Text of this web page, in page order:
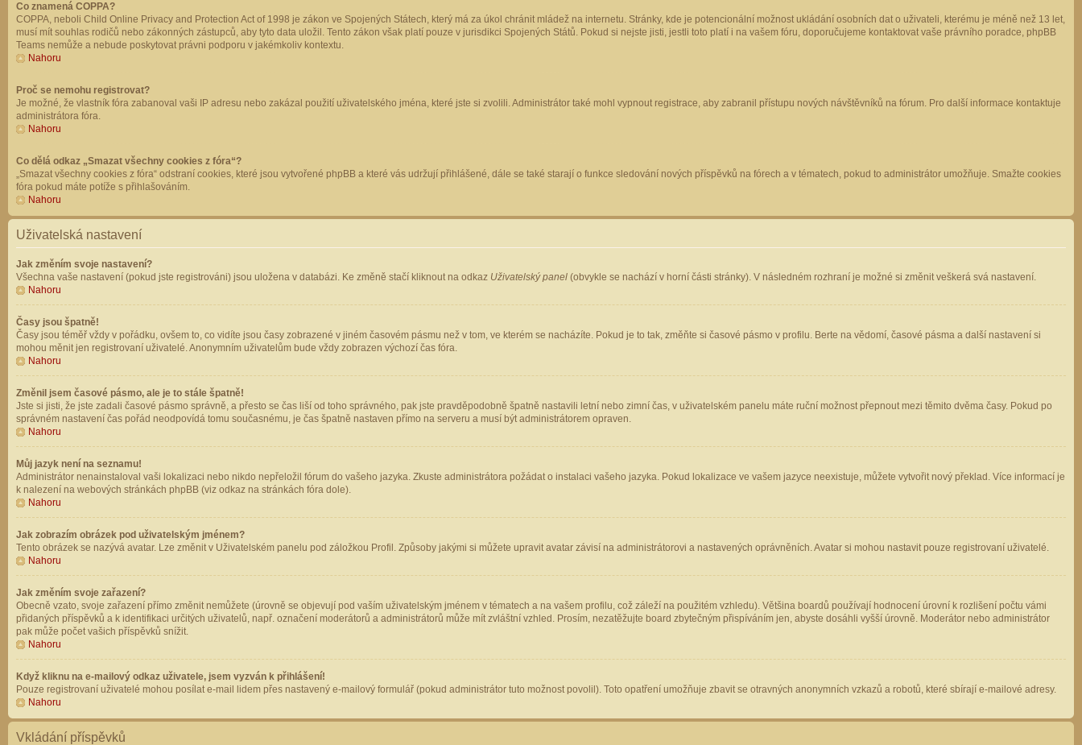
Co znamená COPPA?
COPPA, neboli Child Online Privacy and Protection Act of 1998 je zákon ve Spojených Státech, který má za úkol chránit mládež na internetu. Stránky, kde je potencionální možnost ukládání osobních dat o uživateli, kterému je méně než 13 let,
musí mít souhlas rodičů nebo zákonných zástupců, aby tyto data uložil. Tento zákon však platí pouze v jurisdikci Spojených Států. Pokud si nejste jisti, jestli toto platí i na vašem fóru, doporučujeme kontaktovat vaše právního poradce, phpBB
Teams nemůže a nebude poskytovat právni podporu v jakémkoliv kontextu.
Nahoru
Proč se nemohu registrovat?
Je možné, že vlastník fóra zabanoval vaši IP adresu nebo zakázal použití uživatelského jména, které jste si zvolili. Administrátor také mohl vypnout registrace, aby zabranil přístupu nových návštěvníků na fórum. Pro další informace kontaktuje
administrátora fóra.
Nahoru
Co dělá odkaz „Smazat všechny cookies z fóra“?
„Smazat všechny cookies z fóra“ odstraní cookies, které jsou vytvořené phpBB a které vás udržují přihlášené, dále se také starají o funkce sledování nových příspěvků na fórech a v tématech, pokud to administrátor umožňuje. Smažte cookies
fóra pokud máte potíže s přihlašováním.
Nahoru
Uživatelská nastavení
Jak změním svoje nastavení?
Všechna vaše nastavení (pokud jste registrováni) jsou uložena v databázi. Ke změně stačí kliknout na odkaz Uživatelský panel (obvykle se nachází v horní části stránky). V následném rozhraní je možné si změnit veškerá svá nastavení.
Nahoru
Časy jsou špatně!
Časy jsou téměř vždy v pořádku, ovšem to, co vidíte jsou časy zobrazené v jiném časovém pásmu než v tom, ve kterém se nacházíte. Pokud je to tak, změňte si časové pásmo v profilu. Berte na vědomí, časové pásma a další nastavení si
mohou měnit jen registrovaní uživatelé. Anonymním uživatelům bude vždy zobrazen výchozí čas fóra.
Nahoru
Změnil jsem časové pásmo, ale je to stále špatně!
Jste si jisti, že jste zadali časové pásmo správně, a přesto se čas liší od toho správného, pak jste pravděpodobně špatně nastavili letní nebo zimní čas, v uživatelském panelu máte ruční možnost přepnout mezi těmito dvěma časy. Pokud po
správném nastavení čas pořád neodpovídá tomu současnému, je čas špatně nastaven přímo na serveru a musí být administrátorem opraven.
Nahoru
Můj jazyk není na seznamu!
Administrátor nenainstaloval vaši lokalizaci nebo nikdo nepřeložil fórum do vašeho jazyka. Zkuste administrátora požádat o instalaci vašeho jazyka. Pokud lokalizace ve vašem jazyce neexistuje, můžete vytvořit nový překlad. Více informací je
k nalezení na webových stránkách phpBB (viz odkaz na stránkách fóra dole).
Nahoru
Jak zobrazím obrázek pod uživatelským jménem?
Tento obrázek se nazývá avatar. Lze změnit v Uživatelském panelu pod záložkou Profil. Způsoby jakými si můžete upravit avatar závisí na administrátorovi a nastavených oprávněních. Avatar si mohou nastavit pouze registrovaní uživatelé.
Nahoru
Jak změním svoje zařazení?
Obecně vzato, svoje zařazení přímo změnit nemůžete (úrovně se objevují pod vaším uživatelským jménem v tématech a na vašem profilu, což záleží na použitém vzhledu). Většina boardů používají hodnocení úrovní k rozlišení počtu vámi
přidaných příspěvků a k identifikaci určitých uživatelů, např. označení moderátorů a administrátorů může mít zvláštní vzhled. Prosím, nezatěžujte board zbytečným přispíváním jen, abyste dosáhli vyšší úrovně. Moderátor nebo administrátor
pak může počet vašich příspěvků snížit.
Nahoru
Když kliknu na e-mailový odkaz uživatele, jsem vyzván k přihlášení!
Pouze registrovaní uživatelé mohou posílat e-mail lidem přes nastavený e-mailový formulář (pokud administrátor tuto možnost povolil). Toto opatření umožňuje zbavit se otravných anonymních vzkazů a robotů, které sbírají e-mailové adresy.
Nahoru
Vkládání příspěvků